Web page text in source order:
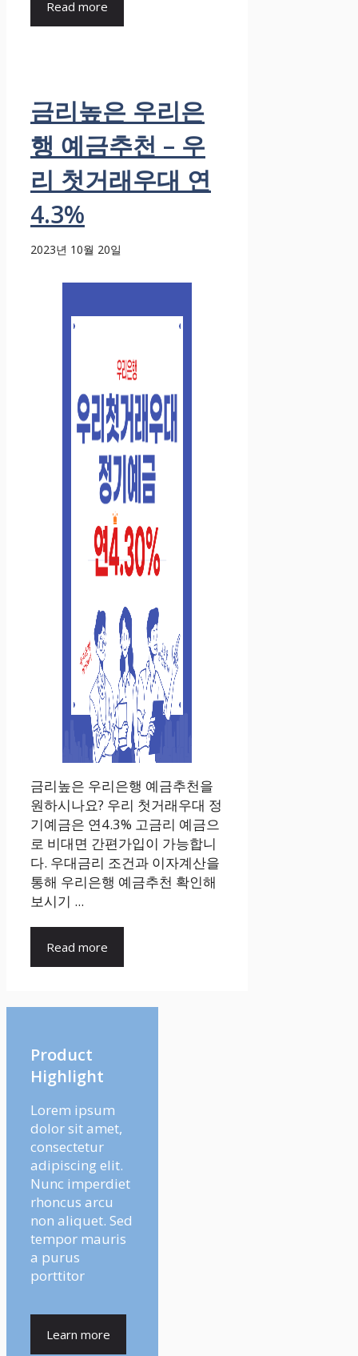
Read more
금리높은 우리은
행 예금추천 – 우
리 첫거래우대 연
4.3%
2023년 10월 20일
금리높은 우리은행 예금추천을
원하시나요? 우리 첫거래우대 정
기예금은 연4.3% 고금리 예금으
로 비대면 간편가입이 가능합니
다. 우대금리 조건과 이자계산을
통해 우리은행 예금추천 확인해
보시기 ...
Read more
Product
Highlight
Lorem ipsum
dolor sit amet,
consectetur
adipiscing elit.
Nunc imperdiet
rhoncus arcu
non aliquet. Sed
tempor mauris
a purus
porttitor
Learn more